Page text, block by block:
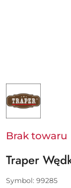
NAZWA
PRODUCENTA:
TRAPER
Brak towaru
Traper
Symbol: 99285